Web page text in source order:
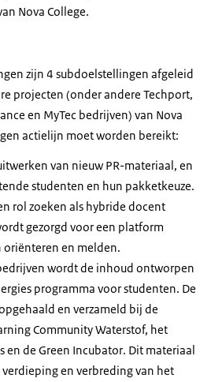
Nova College.
zijn 4 subdoelstellingen afgeleid
projecten (onder andere Techport,
en MyTec bedrijven) van Nova
actielijn moet worden bereikt:
van nieuw PR-materiaal, en
studenten en hun pakketkeuze.
rol zoeken als hybride docent
gezorgd voor een platform
oriënteren en melden.
wordt de inhoud ontworpen
programma voor studenten. De
en verzameld bij de
CommunityWaterstof, het
en de Green Incubator. Dit materiaal
en verbreding van het